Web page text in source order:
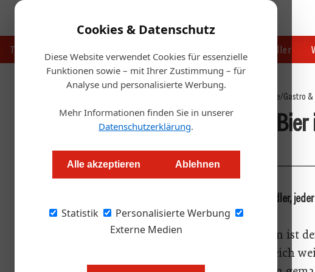
Cookies & Datenschutz
Diese Website verwendet Cookies für essenzielle
Funktionen sowie – mit Ihrer Zustimmung – für
Analyse und personalisierte Werbung.
Mehr Informationen finden Sie in unserer
Datenschutzerklärung.
Alle akzeptieren Ablehnen
Statistik
Personalisierte Werbung
Externe Medien
Touristik Handel & Hersteller
Startseite/Gastro
Alkoholfreies
Redaktion
Bierkulturbericht: Jeder Zweite trinkt gerne Radler,
Deutet man die Zahlen richtig, dann ist
vor allem jener von Bier – in Österreich